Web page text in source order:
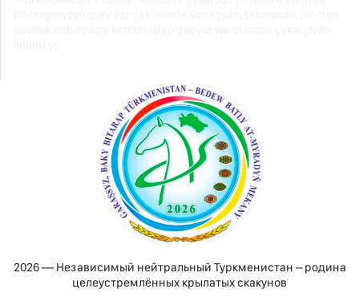
2026 — Независимый нейтральный Туркменистан – родина
целеустремлённых крылатых скакунов